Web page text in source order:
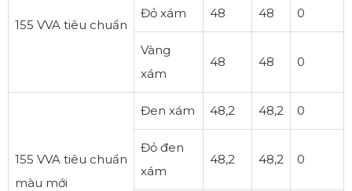
155 VVA tiêu chuẩn
Đỏ xám 48 48 0
Vàng
xám
48 48 0
155 VVA tiêu chuẩn
màu mới
Đen xám 48,2 48,2 0
Đỏ đen
xám
48,2 48,2 0